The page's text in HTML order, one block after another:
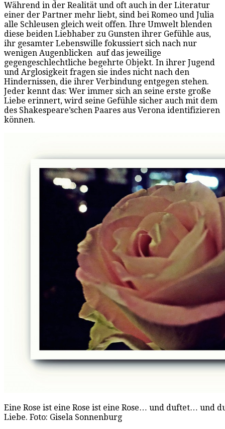
Während in der Realität und oft auch in der Literatur
einer der Partner mehr liebt, sind bei Romeo und Julia
alle Schleusen gleich weit offen. Ihre Umwelt blenden
diese beiden Liebhaber zu Gunsten ihrer Gefühle aus,
ihr gesamter Lebenswille fokussiert sich nach nur
wenigen Augenblicken auf das jeweilige
gegengeschlechtliche begehrte Objekt. In ihrer Jugend
und Arglosigkeit fragen sie indes nicht nach den
Hindernissen, die ihrer Verbindung entgegen stehen.
Jeder kennt das: Wer immer sich an seine erste große
Liebe erinnert, wird seine Gefühle sicher auch mit dem
des Shakespeare’schen Paares aus Verona identifizieren
können.
Eine Rose ist eine Rose ist eine Rose… und duftet…
Liebe. Foto: Gisela Sonnenburg